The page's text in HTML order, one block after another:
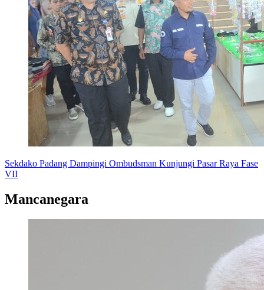
Sekdako Padang Dampingi Ombudsman Kunjungi Pasar Raya Fase
VII
Mancanegara